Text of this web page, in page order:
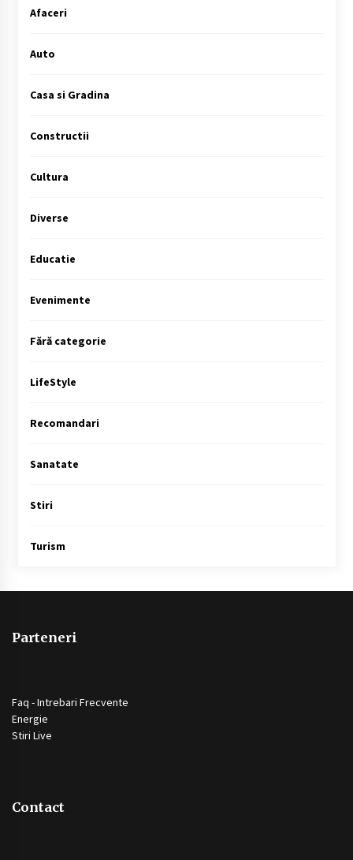
Afaceri
Auto
Casa si Gradina
Constructii
Cultura
Diverse
Educatie
Evenimente
Fără categorie
LifeStyle
Recomandari
Sanatate
Stiri
Turism
Parteneri
Faq - Intrebari Frecvente
Energie
Stiri Live
Contact